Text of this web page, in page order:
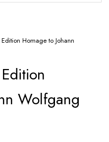
Homage to Johann
Wolfgang